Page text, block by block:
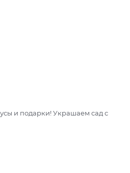
и подарки! Украшаем сад с